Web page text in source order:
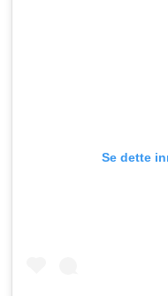
Se dette